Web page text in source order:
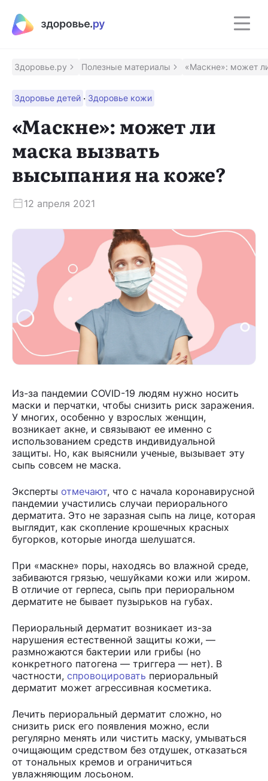
Здоровье.ру Полезные материалы «Маскне»: может
Здоровье детей · Здоровье кожи
«Маскне»: может ли
маска вызвать
высыпания на коже?
12 апреля 2021
Из-за пандемии COVID-19 людям нужно носить
маски и перчатки, чтобы снизить риск заражения.
У многих, особенно у взрослых женщин,
возникает акне, и связывают ее именно с
использованием средств индивидуальной
защиты. Но, как выяснили ученые, вызывает эту
сыпь совсем не маска.
Эксперты отмечают, что с начала коронавирусной
пандемии участились случаи периорального
дерматита. Это не заразная сыпь на лице, которая
выглядит, как скопление крошечных красных
бугорков, которые иногда шелушатся.
При «маскне» поры, находясь во влажной среде,
забиваются грязью, чешуйками кожи или жиром.
В отличие от герпеса, сыпь при периоральном
дерматите не бывает пузырьков на губах.
Периоральный дерматит возникает из-за
нарушения естественной защиты кожи, —
размножаются бактерии или грибы (но
конкретного патогена — триггера — нет). В
частности, спровоцировать периоральный
дерматит может агрессивная косметика.
Лечить периоральный дерматит сложно, но
снизить риск его появления можно, если
регулярно менять или чистить маску, умываться
очищающим средством без отдушек, отказаться
от тональных кремов и ограничиться
увлажняющим лосьоном.
Полезные материалы
Программы
Восстановление после инсульта
инсульта
Контроль над псориазом
Помощник для контроля заболевания
Сохрани зрение
Приложение врача
Скачать приложение